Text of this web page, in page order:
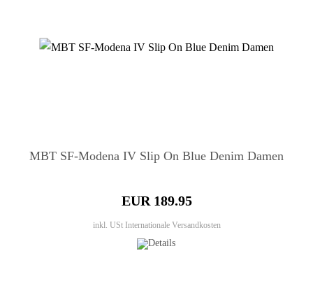
MBT SF-Modena IV Slip On Blue Denim Damen
EUR 189.95
inkl. USt Internationale Versandkosten